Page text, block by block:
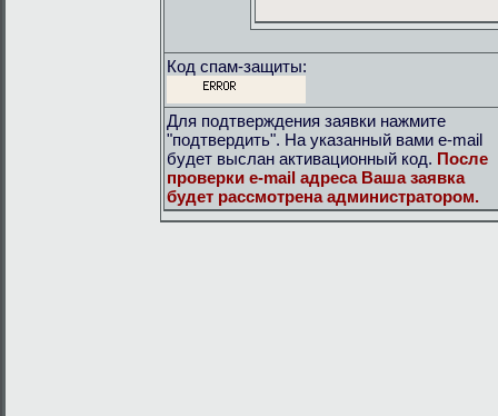
Код спам-защиты:
Для подтверждения заявки нажмите
"подтвердить". На указанный вами e-mail
будет выслан активационный код. После
проверки e-mail адреса Ваша заявка
будет рассмотрена администратором.